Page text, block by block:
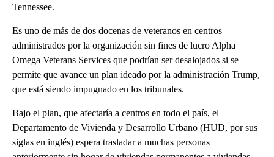
Tennessee.
Es uno de más de dos docenas de veteranos en centros
administrados por la organización sin fines de lucro Alpha
Omega Veterans Services que podrían ser desalojados si se
permite que avance un plan ideado por la administración Trump,
que está siendo impugnado en los tribunales.
Bajo el plan, que afectaría a centros en todo el país, el
Departamento de Vivienda y Desarrollo Urbano (HUD, por sus
siglas en inglés) espera trasladar a muchas personas